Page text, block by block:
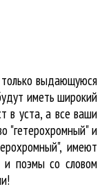
выдающуюся
иметь широкий
в уста, а все ваши
"гетерохромный" и
, имеют
и поэмы со словом